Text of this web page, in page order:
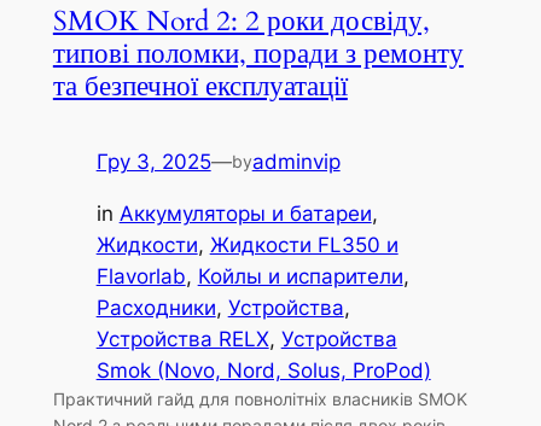
SMOK Nord 2: 2 роки досвіду,
типові поломки, поради з ремонту
та безпечної експлуатації
Гру 3, 2025—byadminvip
in Аккумуляторы и батареи
Жидкости, Жидкости FL350 и
Flavorlab, Койлы и испарители
Расходники, Устройства
Устройства RELX, Устройства
Smok (Novo, Nord, Solus, ProPod)
Практичний гайд для повнолітніх власників SMOK